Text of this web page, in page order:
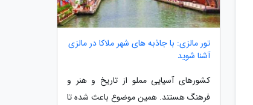
تور مالزی: با جاذبه های شهر ملاکا در مالزی
آشنا شوید
کشورهای آسیایی مملو از تاریخ و هنر و
فرهنگ هستند. همین موضوع باعث شده تا